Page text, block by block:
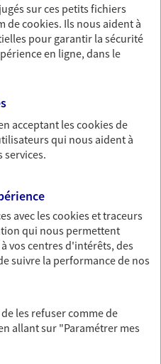
expert. Découvrez
Retraite)
la retraite.
vous avec notre
vos proches en cas
en optant pour les
totale de travail,
sur ces petits fichiers
decookies. Ils nous aident à
pour garantir la sécurité
en ligne, dans le
acceptant lescookiesde
qui nous aident à
services.
avec lescookies et traceurs
qui nous permettent
vos centres d'intérêts, des
suivre la performance de nos
les refuser comme de
allant sur "Paramétrer mes